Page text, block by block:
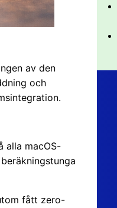
av den
och
alla macOS-
fått zero-